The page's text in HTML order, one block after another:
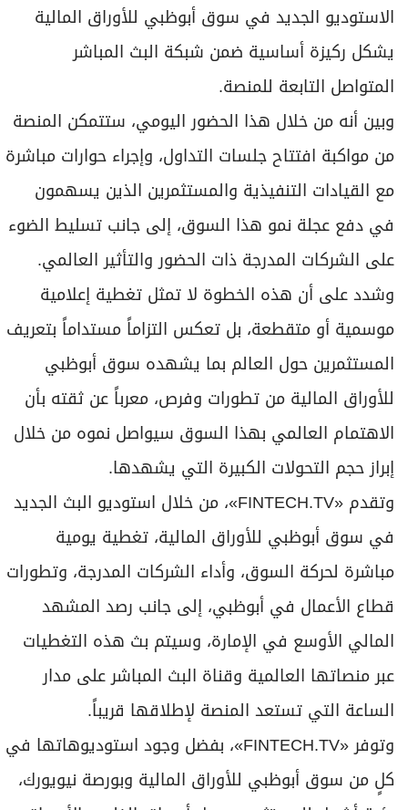
الاستوديو الجديد في سوق أبوظبي للأوراق المالية
يشكل ركيزة أساسية ضمن شبكة البث المباشر
المتواصل التابعة للمنصة.
وبين أنه من خلال هذا الحضور اليومي، ستتمكن المنصة
من مواكبة افتتاح جلسات التداول، وإجراء حوارات مباشرة
مع القيادات التنفيذية والمستثمرين الذين يسهمون
في دفع عجلة نمو هذا السوق، إلى جانب تسليط الضوء
على الشركات المدرجة ذات الحضور والتأثير العالمي.
وشدد على أن هذه الخطوة لا تمثل تغطية إعلامية
موسمية أو متقطعة، بل تعكس التزاماً مستداماً بتعريف
المستثمرين حول العالم بما يشهده سوق أبوظبي
للأوراق المالية من تطورات وفرص، معرباً عن ثقته بأن
الاهتمام العالمي بهذا السوق سيواصل نموه من خلال
إبراز حجم التحولات الكبيرة التي يشهدها.
وتقدم «FINTECH.TV»، من خلال استوديو البث الجديد
في سوق أبوظبي للأوراق المالية، تغطية يومية
مباشرة لحركة السوق، وأداء الشركات المدرجة، وتطورات
قطاع الأعمال في أبوظبي، إلى جانب رصد المشهد
المالي الأوسع في الإمارة، وسيتم بث هذه التغطيات
عبر منصاتها العالمية وقناة البث المباشر على مدار
الساعة التي تستعد المنصة لإطلاقها قريباً.
وتوفر «FINTECH.TV»، بفضل وجود استوديوهاتها في
كلٍ من سوق أبوظبي للأوراق المالية وبورصة نيويورك،